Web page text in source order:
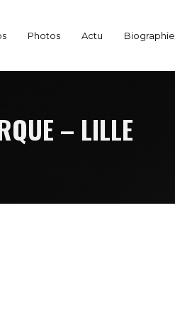
Photos Actu Biographie
– LILLE